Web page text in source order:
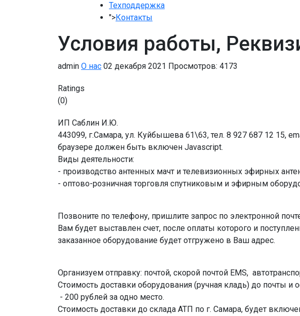
Теxподдержка
">Контакты
Условия работы,
admin О нас 02 декабря 2021 Просмотров: 4173
Ratings
(0)
ИП Саблин И.Ю.
443099, г.Самара, ул. Куйбышева 61\63, тел. 8 927 687 12 15,
браузере должен быть включен Javascript.
Виды деятельности:
- производство антенных мачт и телевизионных эфирных
- оптово-розничная торговля спутниковым и эфирным
Позвоните по телефону, пришлите запрос по электронной
Вам будет выставлен счет, после оплаты которого и
заказанное оборудование будет отгружено в Ваш адрес.
Организуем отправку: почтой, скорой почтой EMS,
Стоимость доставки оборудования (ручная кладь) до почты
- 200 рублей за одно место.
Стоимость доставки до склада АТП по г. Самара, будет